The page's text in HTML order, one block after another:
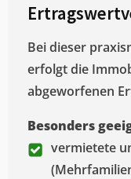
Bei dieser
erfolgt die
abgeworfenen
Besonders
vermietete